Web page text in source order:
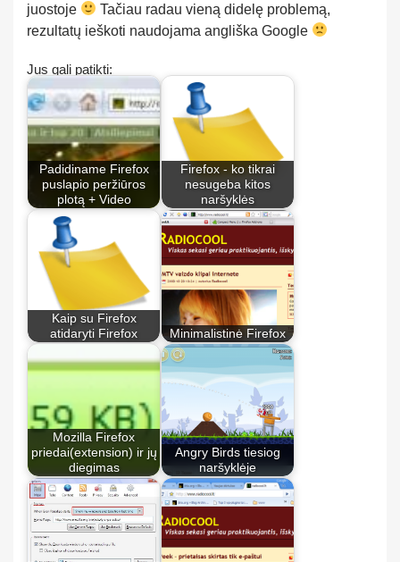
juostoje
Tačiau radau vieną didelę problemą,
rezultatų ieškoti naudojama angliška Google
Jus gali patikti:
Padidiname Firefox
puslapio peržiūros
plotą + Video
Firefox - ko tikrai
nesugeba kitos
naršyklės
Kaip su Firefox
atidaryti Firefox
Minimalistinė Firefox
Mozilla Firefox
priedai(extension) ir jų
diegimas
Angry Birds tiesiog
naršyklėje